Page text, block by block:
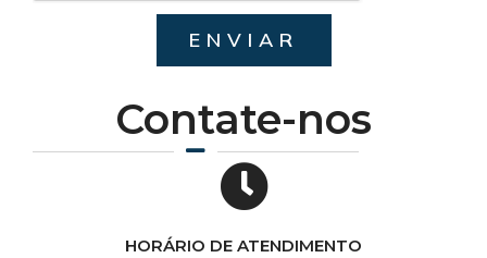
Contate-nos
HORÁRIO DE ATENDIMENTO
ENVIAR